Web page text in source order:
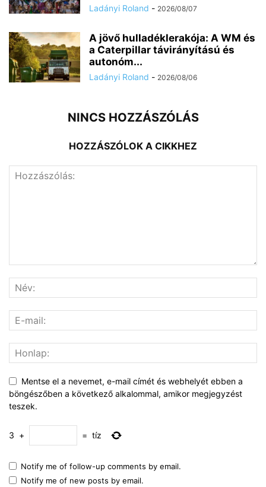
Ladányi Roland - 2026/08/07
A jövő hulladéklerakója: A WM és
a Caterpillar távirányítású és
autonóm...
Ladányi Roland - 2026/08/06
NINCS HOZZÁSZÓLÁS
HOZZÁSZÓLOK A CIKKHEZ
Mentse el a nevemet, e-mail címét és webhelyét ebben a
böngészőben a következő alkalommal, amikor megjegyzést
teszek.
3 + = tíz
Notify me of follow-up comments by email.
Notify me of new posts by email.